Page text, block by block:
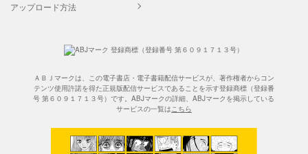
アップロード方法
ＡＢＪマークは、この電子書店・電子書籍配信サービスが、著作権者からコン
テンツ使用許諾を得た正規版配信サービスであることを示す登録商標（登録番
号 第６０９１７１３号）です。ABJマークの詳細、ABJマークを掲示している
サービスの一覧はこちら